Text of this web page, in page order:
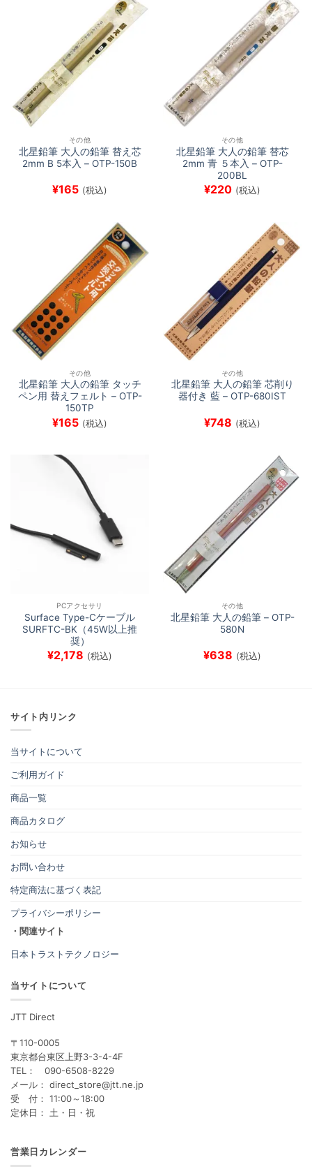
その他
北星鉛筆 大人の鉛筆 替え芯
2mm B 5本入 – OTP-150B
¥165 (税込)
その他
北星鉛筆 大人の鉛筆 替芯
2mm 青 ５本入 – OTP-
200BL
¥220 (税込)
その他
北星鉛筆 大人の鉛筆 タッチ
ペン用 替えフェルト – OTP-
150TP
¥165 (税込)
その他
北星鉛筆 大人の鉛筆 芯削り
器付き 藍 – OTP-680IST
¥748 (税込)
PCアクセサリ
Surface Type-Cケーブル
SURFTC-BK（45W以上推
奨）
¥2,178 (税込)
その他
北星鉛筆 大人の鉛筆 – OTP-
580N
¥638 (税込)
サイト内リンク
当サイトについて
ご利用ガイド
商品一覧
商品カタログ
お知らせ
お問い合わせ
特定商法に基づく表記
プライバシーポリシー
・関連サイト
日本トラストテクノロジー
当サイトについて
JTT Direct
〒110-0005
東京都台東区上野3-3-4-4F
TEL： 090-6508-8229
メール： direct_store@jtt.ne.jp
受 付： 11:00～18:00
定休日： 土・日・祝
営業日カレンダー